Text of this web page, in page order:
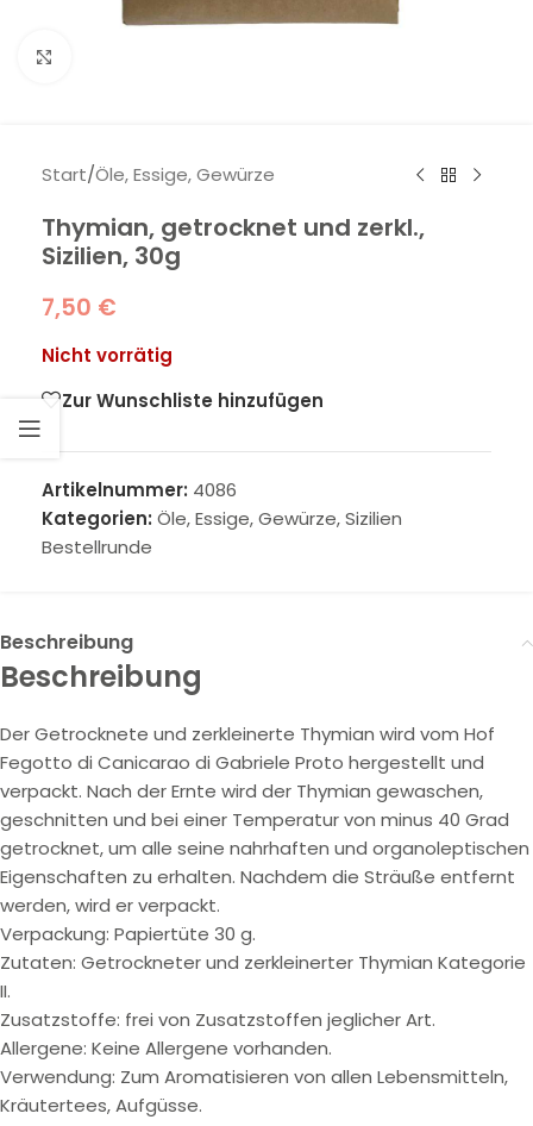
Start/Öle, Essige, Gewürze
Thymian, getrocknet und zerkl.,
Sizilien, 30g
7,50 €
Nicht vorrätig
Zur Wunschliste hinzufügen
Artikelnummer: 4086
Kategorien: Öle, Essige, Gewürze,Sizilien
Bestellrunde
Beschreibung
Beschreibung
Der Getrocknete und zerkleinerte Thymian wird vom Hof
Fegotto di Canicarao di Gabriele Proto hergestellt und
verpackt. Nach der Ernte wird der Thymian gewaschen,
geschnitten und bei einer Temperatur von minus 40 Grad
getrocknet, um alle seine nahrhaften und organoleptischen
Eigenschaften zu erhalten. Nachdem die Sträuße entfernt
werden, wird er verpackt.
Verpackung: Papiertüte 30 g.
Zutaten: Getrockneter und zerkleinerter Thymian Kategorie
II.
Zusatzstoffe: frei von Zusatzstoffen jeglicher Art.
Allergene: Keine Allergene vorhanden.
Verwendung: Zum Aromatisieren von allen Lebensmitteln,
Kräutertees, Aufgüsse.